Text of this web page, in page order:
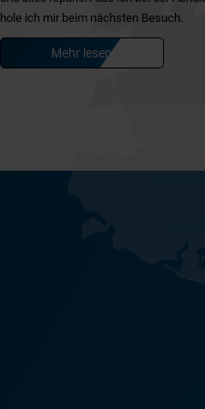
hole ich mir beim nächsten Besuch.
Mehr lesen